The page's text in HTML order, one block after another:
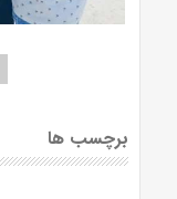
برچسب ها